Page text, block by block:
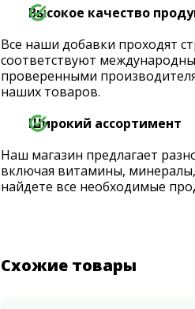
Высокое качество
Все наши добавки проходят
соответствуют
проверенными
наших товаров.
Широкий ассортимент
Наш магазин предлагает
включая витамины,
найдете все необходимые
Схожие товары